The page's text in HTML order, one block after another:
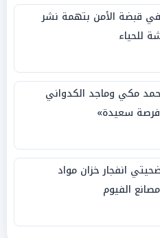
قبضة الأمن بتهمة نشر
للحياء
أحمد مكي وماجد الكدواني
سعيدة»
انفجار خزان مواد
الفيوم